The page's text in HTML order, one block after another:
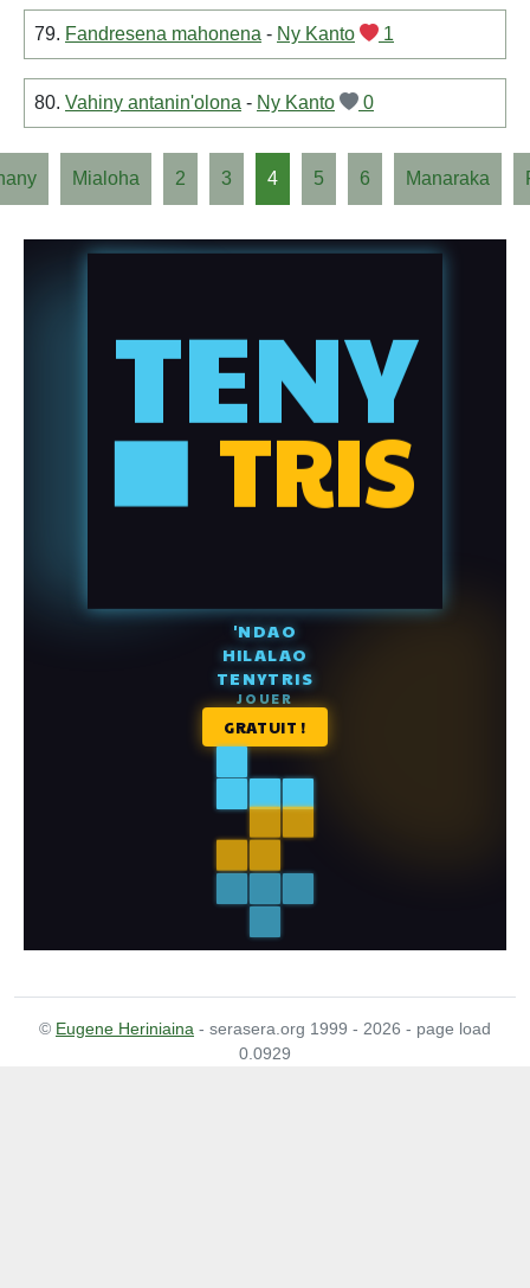
79. Fandresena mahonena - Ny Kanto 1
80. Vahiny antanin'olona - Ny Kanto 0
Mialoha 2 3 4 5 6 Manaraka
© Eugene Heriniaina - serasera.org 1999 - 2026 - page load
0.0929